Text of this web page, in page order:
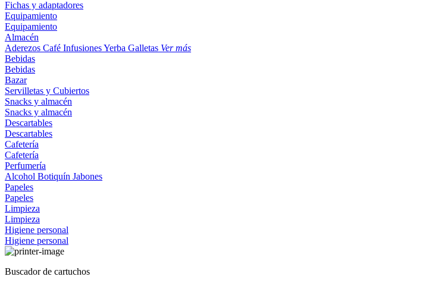
Fichas y adaptadores
Equipamiento
Equipamiento
Almacén
Aderezos Café InfusionesYerba Galletas Ver más
Bebidas
Bebidas
Bazar
Servilletas y Cubiertos
Snacks y almacén
Snacks y almacén
Descartables
Descartables
Cafetería
Cafetería
Perfumería
Alcohol Botiquín Jabones
Papeles
Papeles
Limpieza
Limpieza
Higiene personal
Higiene personal
Buscador de cartuchos